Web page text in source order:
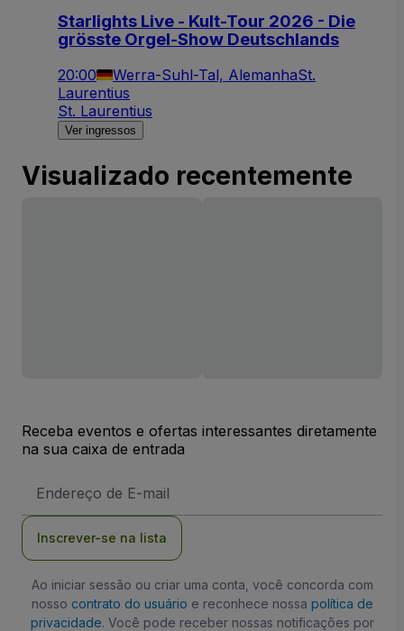
Starlights Live - Kult-Tour 2026 - Die
grösste Orgel-Show Deutschlands
20:00 Werra-Suhl-Tal, AlemanhaSt.
Laurentius
St. Laurentius
Ver ingressos
Visualizado recentemente
Receba eventos e ofertas interessantes diretamente
na sua caixa de entrada
de
Inscrever-se na lista
Ao iniciar sessão ou criar uma conta, você concorda com
nosso contrato do usuário e reconhece nossa política de
privacidade. Você pode receber nossas notificações por